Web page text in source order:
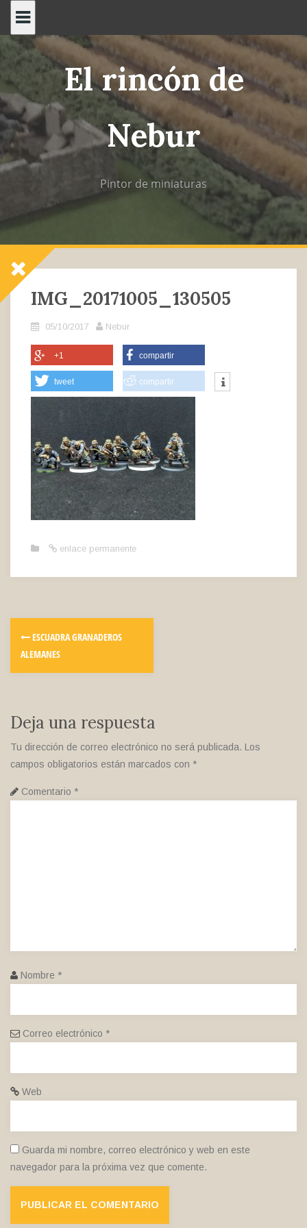
contenido
El rincón de
Nebur
Pintor de miniaturas
IMG_20171005_130505
05/10/2017 Nebur
+1 compartir
tweet compartir
enlace permanente
ESCUADRA GRANADEROS
ALEMANES
Deja una respuesta
Tu dirección de correo electrónico no será publicada. Los
campos obligatorios están marcados con *
Comentario *
Nombre *
Correo electrónico *
Web
Guarda mi nombre, correo electrónico y web en este
navegador para la próxima vez que comente.